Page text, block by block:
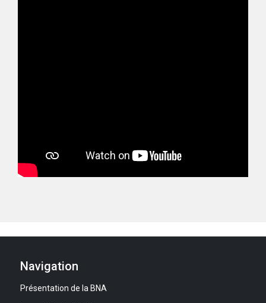
Navigation
Présentation de la BNA